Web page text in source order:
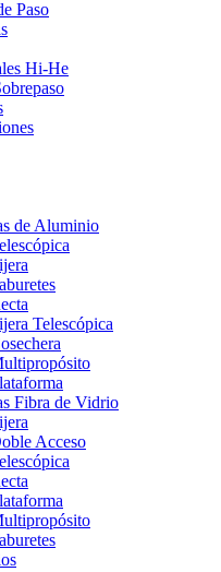
Paso
Hi-He
de Aluminio
Telescópica
Fibra de Vidrio
Acceso